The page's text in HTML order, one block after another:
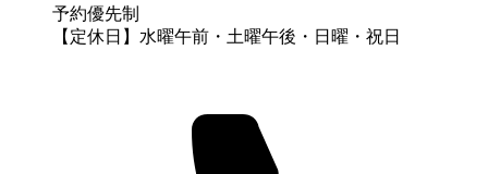
予約優先制
【定休日】水曜午前・土曜午後・日曜・祝日